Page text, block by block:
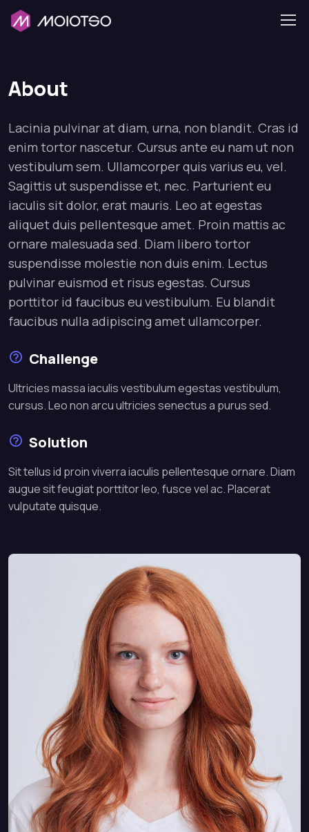
About
Lacinia pulvinar at diam, urna, non blandit. Cras id
enim tortor nascetur. Cursus ante eu nam ut non
vestibulum sem. Ullamcorper quis varius eu, vel.
Sagittis ut suspendisse et, nec. Parturient eu
iaculis sit dolor, erat mauris. Leo at egestas
aliquet duis pellentesque amet. Proin mattis ac
ornare malesuada sed. Diam libero tortor
suspendisse molestie non duis enim. Lectus
pulvinar euismod et risus egestas. Cursus
porttitor id faucibus eu vestibulum. Eu blandit
faucibus nulla adipiscing amet ullamcorper.
Challenge
Ultricies massa iaculis vestibulum egestas vestibulum,
cursus. Leo non arcu ultricies senectus a purus sed.
Solution
Sit tellus id proin viverra iaculis pellentesque ornare. Diam
augue sit feugiat porttitor leo, fusce vel ac. Placerat
vulputate quisque.